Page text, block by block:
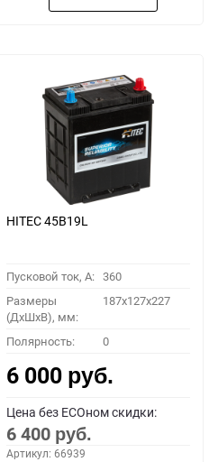
HITEC 45B19L
Пусковой ток, A: 360
Размеры
(ДхШхВ), мм:
187x127x227
Полярность: 0
6 000 руб.
Цена без ECOном скидки:
6 400 руб.
Артикул: 66939